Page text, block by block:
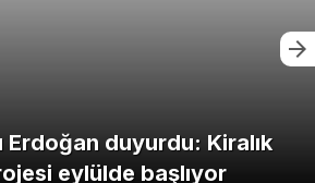
Erdoğan duyurdu: Kiralık
eylülde başlıyor